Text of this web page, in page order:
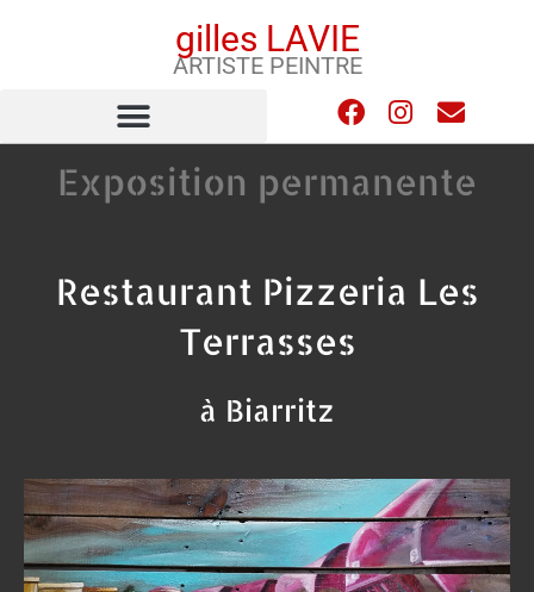
gilles LAVIE
ARTISTE PEINTRE
Exposition permanente
Restaurant Pizzeria Les
Terrasses
à Biarritz